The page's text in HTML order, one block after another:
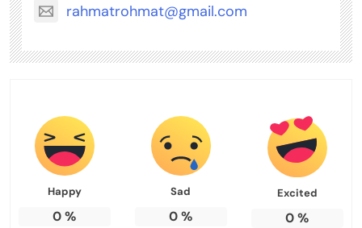
rahmatrohmat@gmail.com
Happy
0%
Sad
0%
Excited
0%